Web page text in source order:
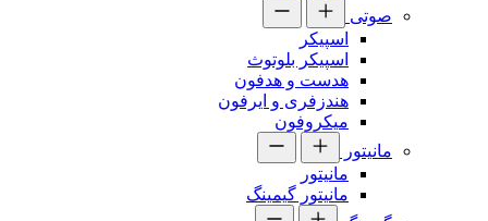
صوتی
اسپیکر
اسپیکر بلوتوث
هدست و هدفون
هندزفری و ایرفون
میکروفون
مانیتور
مانیتور
مانیتور گیمینگ